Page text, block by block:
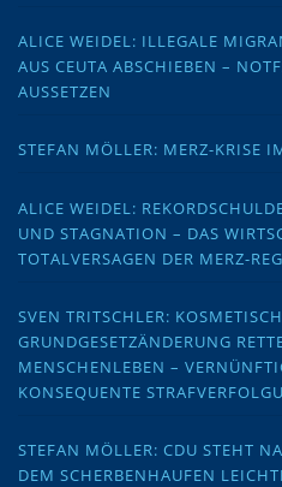
ALICE WEIDEL: ILLEGALE
AUS CEUTA ABSCHIEBEN –
AUSSETZEN
STEFAN MÖLLER: MERZ-KRISE
ALICE WEIDEL:
UND STAGNATION – DAS
TOTALVERSAGEN DER MERZ-
SVEN TRITSCHLER:
GRUNDGESETZÄNDERUNG
MENSCHENLEBEN –
KONSEQUENTE
STEFAN MÖLLER: CDU STEHT
DEM SCHERBENHAUFEN